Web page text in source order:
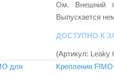
Ом. Внешний
Выпускается
ДОСТУПНО К
(Артикул: Leaky
Крепления